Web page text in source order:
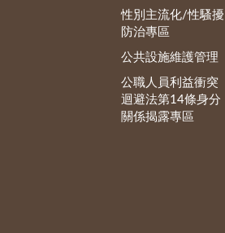
性別主流化/性騷擾
防治專區
公共設施維護管理
公職人員利益衝突
迴避法第14條身分
關係揭露專區